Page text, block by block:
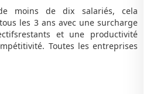
moins de dix salariés, cela
les 3 ans avec une surcharge
et une productivité
Toutes les entreprises